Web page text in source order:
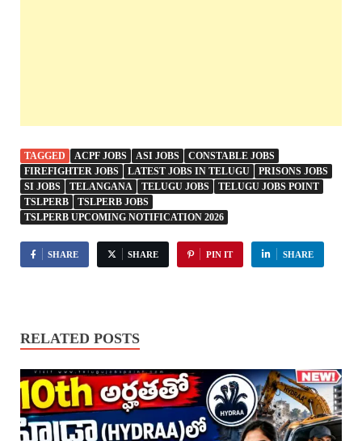
TAGGED ACPF JOBS ASI JOBS
CONSTABLE JOBS
FIREFIGHTER JOBS
LATEST JOBS IN TELUGU
PRISONS JOBS
SI JOBS
TELANGANA TELUGU JOBS
TELUGU JOBS POINT
TSLPERB
TSLPERB JOBS
TSLPERB UPCOMING NOTIFICATION 2026
SHARE SHARE PIN IT SHARE
RELATED POSTS